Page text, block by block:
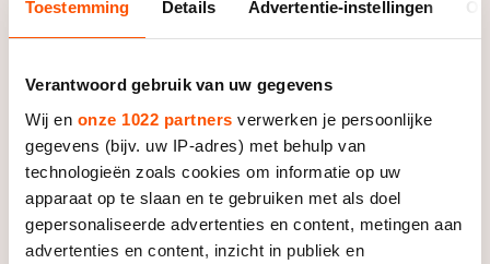
Toestemming Details Advertentie-instellingen
Verantwoord gebruik van uw gegevens
Wij en onze 1022 partners verwerken je persoonlijke
gegevens (bijv. uw IP-adres) met behulp van
technologieën zoals cookies om informatie op uw
apparaat op te slaan en te gebruiken met als doel
gepersonaliseerde advertenties en content, metingen aan
advertenties en content, inzicht in publiek en
shorttrackbaan op om daar onze rondjes te
schaatsen.
Of omdat we twee weken hebben getraind op hoogte
in Font Romeu. Of omdat we 11 dagen bezig zijn
geweest om van Font Romeu naar Nederland te
fietsen. Als je weg bent uit je normale omgeving lijkt
de tijd altijd sneller te gaan. Verandering van spijs doet
eten zegt men. Misschien vliegt de zomer ook wel
voorbij, omdat we stiekem een beetje aan het